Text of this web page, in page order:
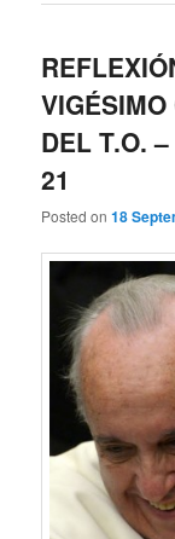
DEL T.O.
21
Posted on18